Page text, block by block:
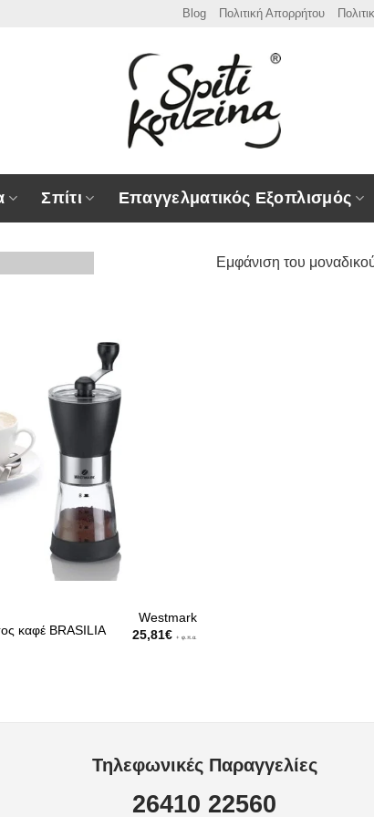
Blog Πολιτική Απορρήτου
Σπίτι Επαγγελματικός Εξοπλισμός
Εμφάνιση του
καφέ BRASILIA
Westmark
25,81€ + φ.π.α.
Τηλεφωνικές Παραγγελίες
26410 22560